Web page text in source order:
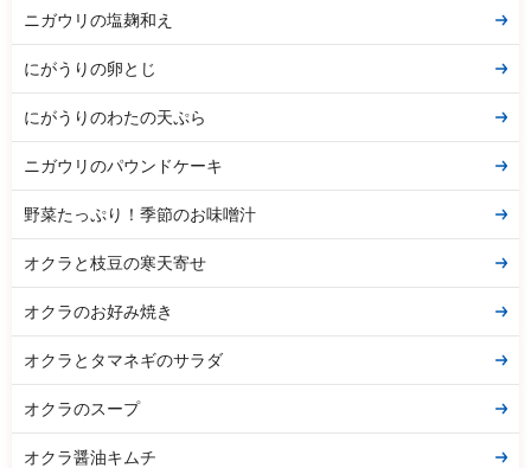
ニガウリの塩麹和え
にがうりの卵とじ
にがうりのわたの天ぷら
ニガウリのパウンドケーキ
野菜たっぷり！季節のお味噌汁
オクラと枝豆の寒天寄せ
オクラのお好み焼き
オクラとタマネギのサラダ
オクラのスープ
オクラ醤油キムチ